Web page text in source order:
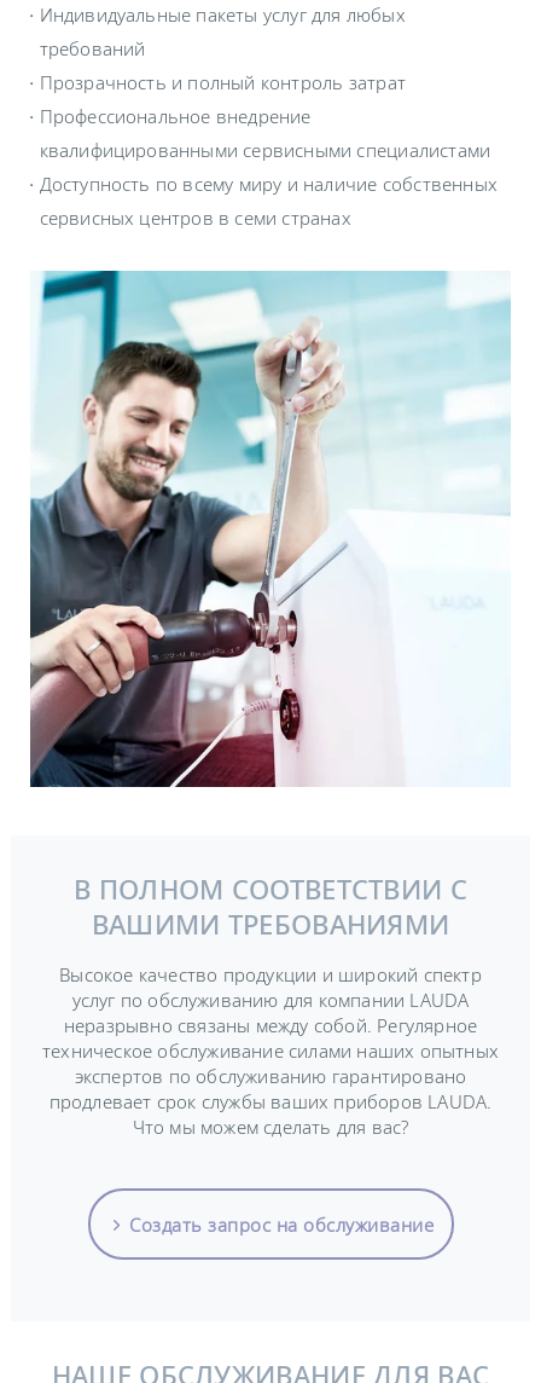
Индивидуальные пакеты услуг для любых
требований
Прозрачность и полный контроль затрат
Профессиональное внедрение
квалифицированными сервисными специалистами
Доступность по всему миру и наличие собственных
сервисных центров в семи странах
В ПОЛНОМ СООТВЕТСТВИИ С
ВАШИМИ ТРЕБОВАНИЯМИ
Высокое качество продукции и широкий спектр
услуг по обслуживанию для компании LAUDA
неразрывно связаны между собой. Регулярное
техническое обслуживание силами наших опытных
экспертов по обслуживанию гарантировано
продлевает срок службы ваших приборов LAUDA.
Что мы можем сделать для вас?
Создать запрос на обслуживание
НАШЕ ОБСЛУЖИВАНИЕ ДЛЯ ВАС